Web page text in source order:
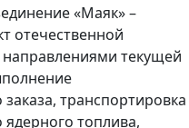
«Маяк» –
отечественной
текущей
транспортировка
топлива,